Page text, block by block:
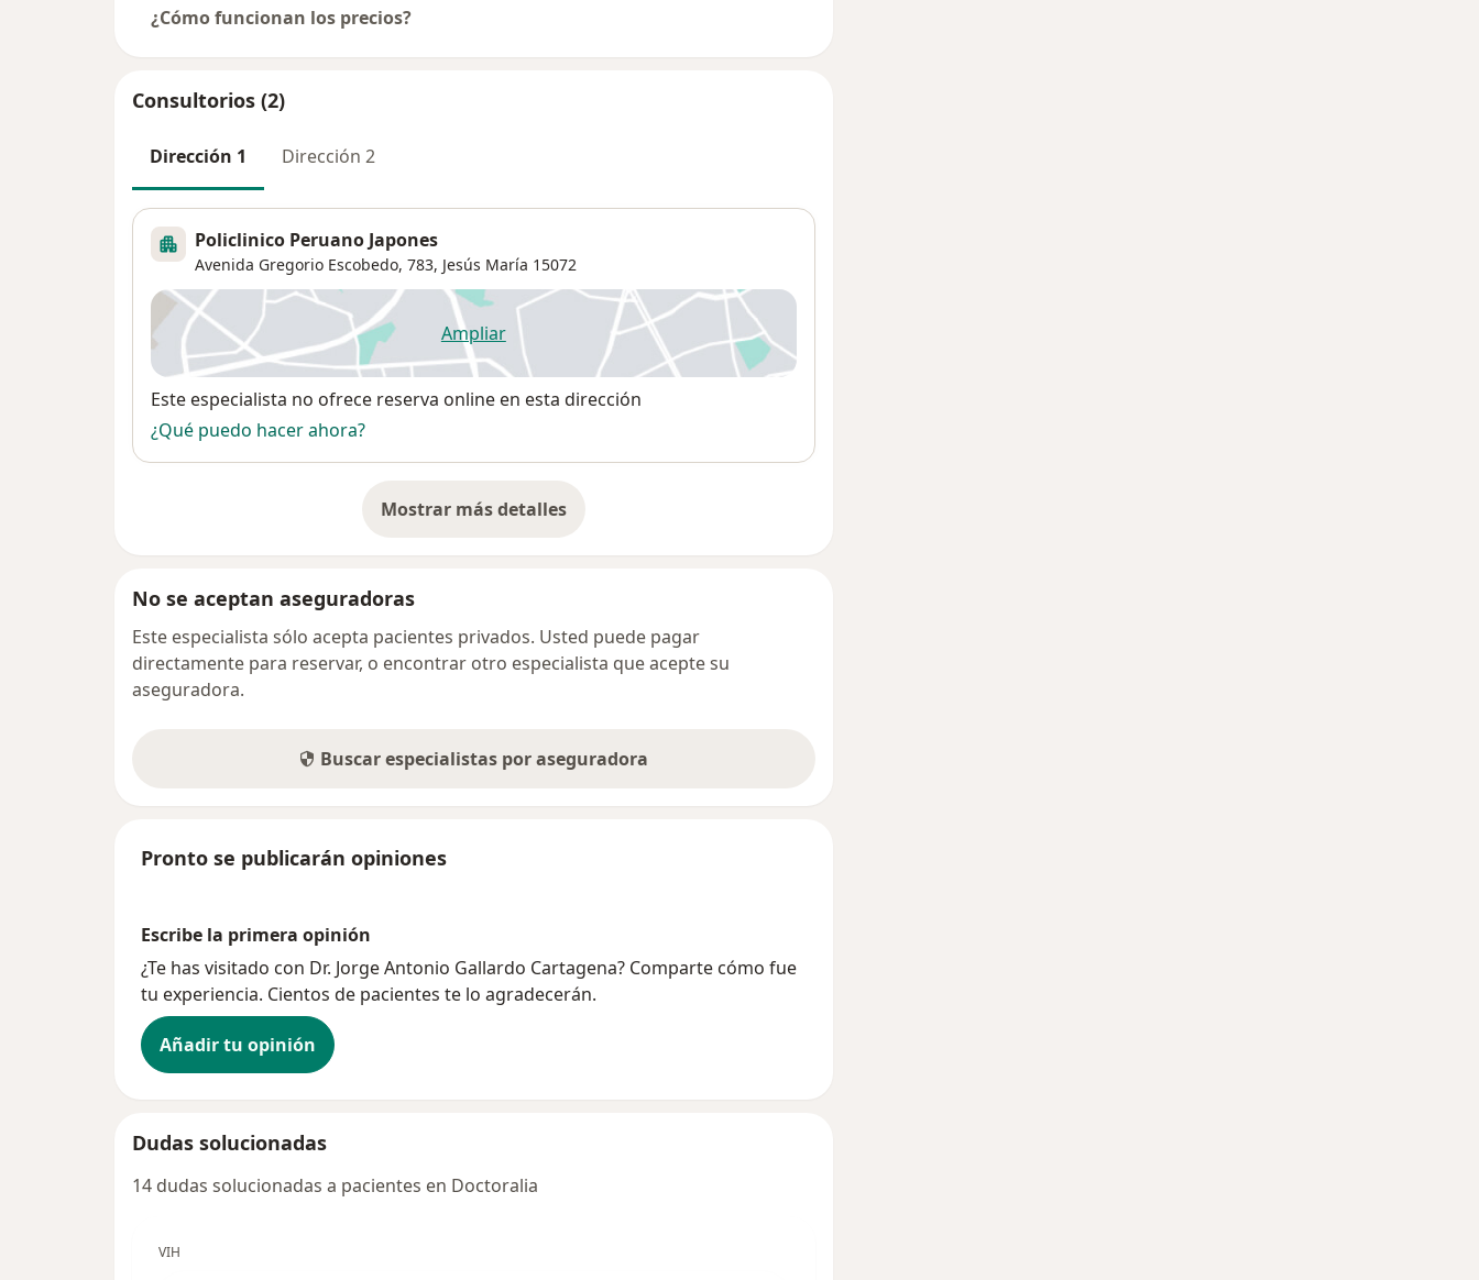
¿Cómo funcionan los precios?
Consultorios (2)
Dirección 1 Dirección 2
Policlinico Peruano Japones
Avenida Gregorio Escobedo, 783, Jesús María 15072
Ampliarse abre en una nueva pestaña
Disponibilidad
Este especialista no ofrece reserva online en esta dirección
¿Qué puedo hacer ahora?
Mostrar más detalles
sobre la dirección
No se aceptan aseguradoras
Este especialista sólo acepta pacientes privados. Usted puede pagar
directamente para reservar, o encontrar otro especialista que acepte su
aseguradora.
Buscar especialistas por aseguradora
Pronto se publicarán opiniones
Escribe la primera opinión
¿Te has visitado con Dr. Jorge Antonio Gallardo Cartagena? Comparte cómo fue
tu experiencia. Cientos de pacientes te lo agradecerán.
Añadir tu opinión
Dudas solucionadas
14 dudas solucionadas a pacientes en Doctoralia
VIH